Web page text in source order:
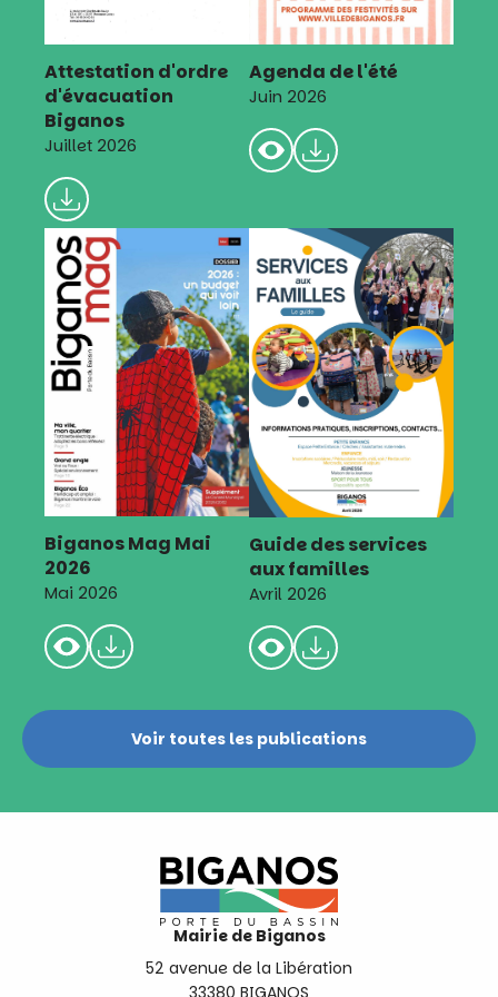
Attestation d'ordre
d'évacuation
Biganos
Juillet 2026
Agenda de l'été
Juin 2026
Biganos Mag Mai
2026
Mai 2026
Guide des services
aux familles
Avril 2026
Voir toutes les publications
Mairie de Biganos
52 avenue de la Libération